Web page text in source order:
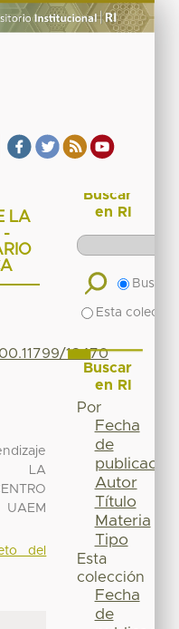
LA
-
18470
LA
del
Buscar
en RI
Buscar
Esta
Buscar
en RI
Por
Fecha
de
publicación
Autor
Título
Materia
Tipo
Esta
colección
Fecha
de